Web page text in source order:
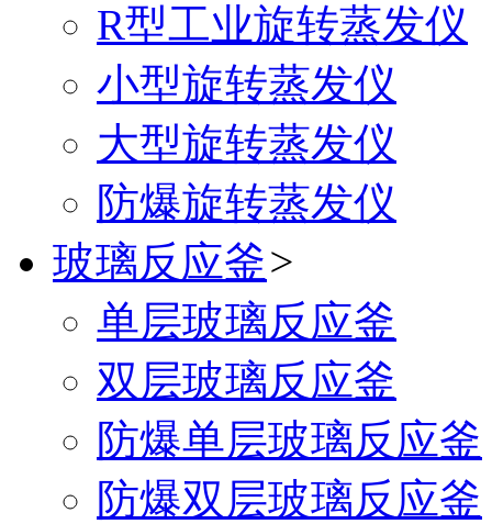
R型工业旋转蒸发仪
小型旋转蒸发仪
大型旋转蒸发仪
防爆旋转蒸发仪
玻璃反应釜>
单层玻璃反应釜
双层玻璃反应釜
防爆单层玻璃反应釜
防爆双层玻璃反应釜